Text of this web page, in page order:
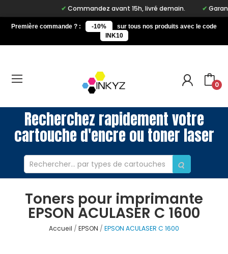
Commandez avant 15h, livré demain.
Première commande ? : -10%
sur tous nos produits avec le code
INK10
0
Recherchez rapidement votre
cartouche d'encre ou toner laser
Toners pour imprimante
EPSON ACULASER C 1600
Accueil EPSON EPSON ACULASER C 1600